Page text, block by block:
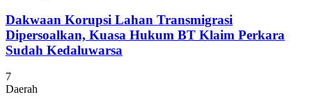
Dakwaan Korupsi Lahan Transmigrasi
Dipersoalkan, Kuasa Hukum BT Klaim Perkara
Sudah Kedaluwarsa
7
Daerah